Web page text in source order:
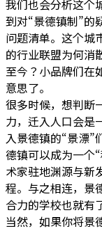
我们也会分析这个
到对“景德镇制”的
问题清单。这个城
的行业联盟为何消
至今？小品牌们在
意思了。
很多时候，想判断
力，迁入人口会是
入景德镇的“景漂”
德镇可以成为一个
术家驻地渊源与新
程。与之相连，景
合力的学校也就有
当然，如果你将景